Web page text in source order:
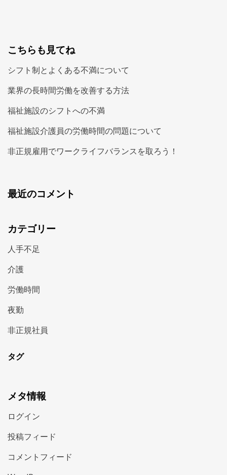
こちらも見てね
シフト制とよくある不満について
業界の長時間労働を改善する方法
福祉施設のシフトへの不満
福祉施設介護員の労働時間の問題について
非正規雇用でワークライフバランスを取ろう！
最近のコメント
カテゴリー
人手不足
介護
労働時間
夜勤
非正規社員
タグ
メタ情報
ログイン
投稿フィード
コメントフィード